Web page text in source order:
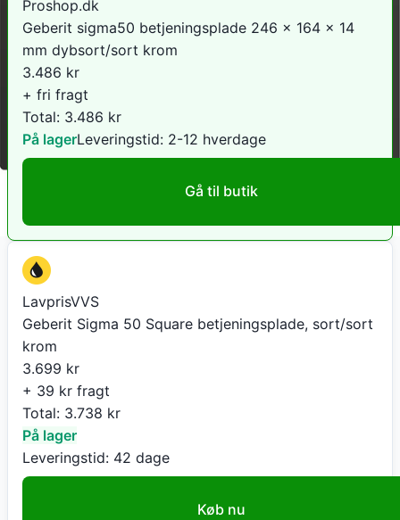
Proshop.dk
Geberit sigma50 betjeningsplade 246 x 164 x 14
mm dybsort/sort krom
3.486 kr
+ fri fragt
Total: 3.486 kr
På lagerLeveringstid: 2-12 hverdage
Gå til butik
LavprisVVS
Geberit Sigma 50 Square betjeningsplade, sort/sort
krom
3.699 kr
+ 39 kr fragt
Total: 3.738 kr
På lager
Leveringstid: 42 dage
Køb nu